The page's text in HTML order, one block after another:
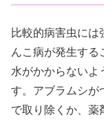
比較的病害虫には
んこ病が発生する
水がかからないよ
す。アブラムシが
で取り除くか、薬